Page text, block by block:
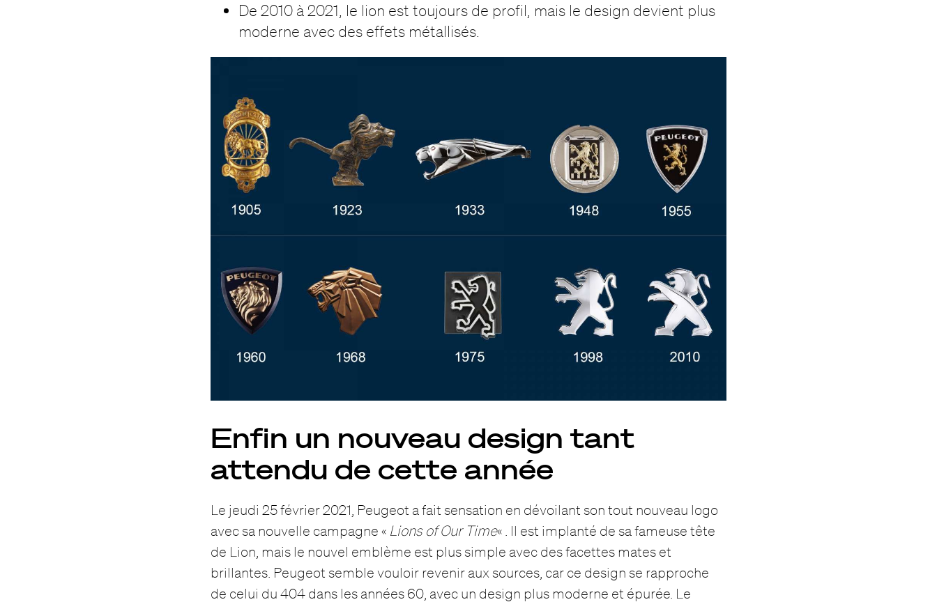
De 2010 à 2021, le lion est toujours de profil, mais le design devient plus
moderne avec des effets métallisés.
Enfin un nouveau design tant
attendu de cette année
Le jeudi 25 février 2021, Peugeot a fait sensation en dévoilant son tout nouveau logo
avec sa nouvelle campagne « Lions of Our Time« . Il est implanté de sa fameuse tête
de Lion, mais le nouvel emblème est plus simple avec des facettes mates et
brillantes. Peugeot semble vouloir revenir aux sources, car ce design se rapproche
de celui du 404 dans les années 60, avec un design plus moderne et épurée. Le